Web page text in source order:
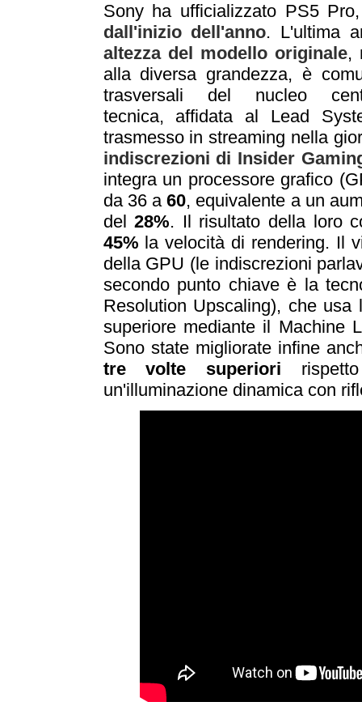
Sony ha ufficializzato PS5
dall'inizio dell'anno. L'ultima
altezza del modello originale,
alla diversa grandezza, è
trasversali del nucleo
tecnica, affidata al Lead
trasmesso in streaming nella
indiscrezioni di Insider
integra un processore grafico
da 36 a60, equivalente a un
del28%. Il risultato della loro
45% la velocità di rendering. Il
della GPU (le indiscrezioni
secondo punto chiave è la
Resolution Upscaling), che
superiore mediante il Machine
Sono state migliorate infine
tre volte
superiori
un'illuminazione dinamica con